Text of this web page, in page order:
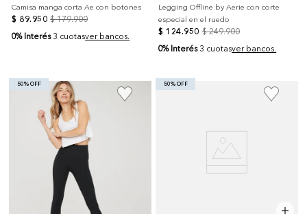
Camisa manga corta Ae con botones
$ 89. 950 $ 179.900
0% Interés 3 cuotasver bancos.
Legging Offline by Aerie con corte
especial en el ruedo
$ 124.950 $ 249.900
0% Interés 3 cuotasver bancos.
50% OFF 50% OFF